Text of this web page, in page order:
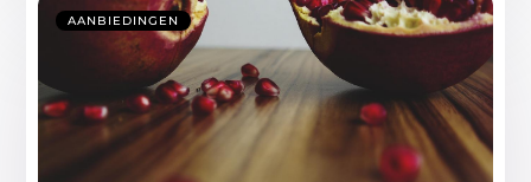
AANBIEDINGEN